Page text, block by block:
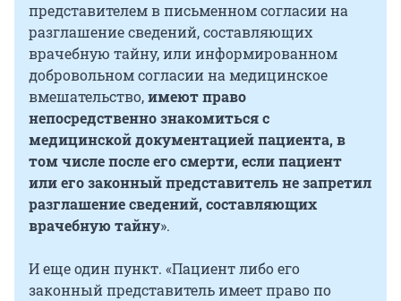
представителем в письменном согласии на
разглашение сведений, составляющих
врачебную тайну, или информированном
добровольном согласии на медицинское
вмешательство,имеют право
непосредственно знакомиться с
медицинской документацией пациента, в
том числе после его смерти, если пациент
или его законный представитель не запретил
разглашение сведений, составляющих
врачебную тайну».
И еще один пункт. «Пациент либо его
законный представитель имеет право по